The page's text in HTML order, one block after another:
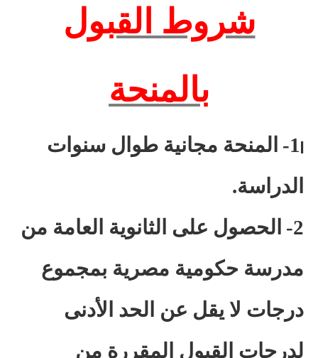
شروط القبول
بالمنحة
|
1-
المنحة مجانية طوال سنوات
الدراسة.
2-
الحصول على الثانوية العامة من
مدرسة حكومية مصرية بمجموع
درجات لا يقل عن الحد الأدنى
لدرجات القبول المقررة من